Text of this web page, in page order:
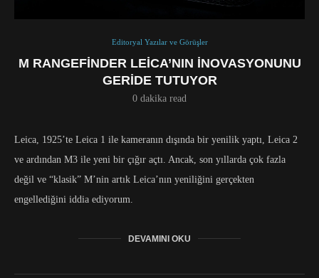
Editoryal Yazılar ve Görüşler
M RANGEFINDER LEICA’NIN İNOVASYONUNU
GERIDE TUTUYOR
0 dakika read
Leica, 1925’te Leica 1 ile kameranın dışında bir yenilik yaptı, Leica 2
ve ardından M3 ile yeni bir çığır açtı. Ancak, son yıllarda çok fazla
değil ve “klasik” M’nin artık Leica’nın yeniliğini gerçekten
engellediğini iddia ediyorum.
DEVAMINI OKU